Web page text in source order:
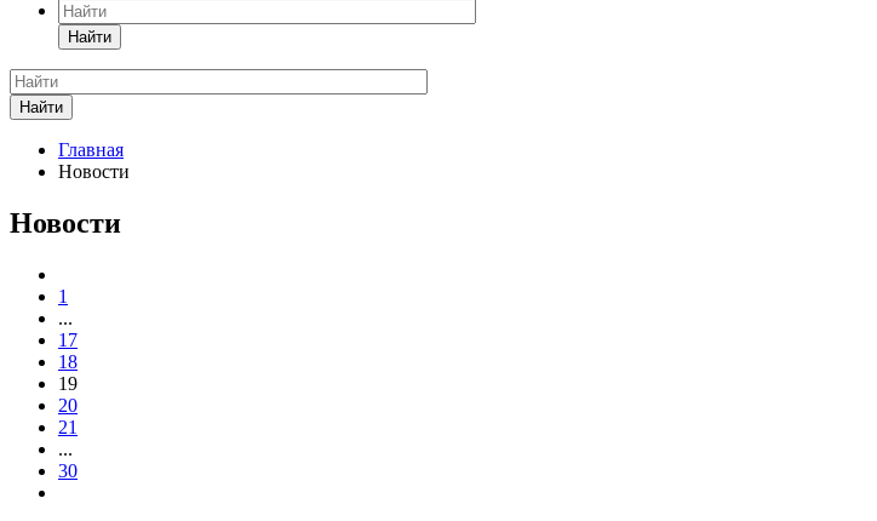
Найти
Найти
Главная
Новости
Новости
1
...
17
18
19
20
21
...
30